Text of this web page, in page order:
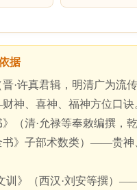
据
晋·许真君辑，明清广为流
神、喜神、福神方位口诀
》（清·允禄等奉敕编撰，
书》子部术数类）——贵神
文训》（西汉·刘安等撰）